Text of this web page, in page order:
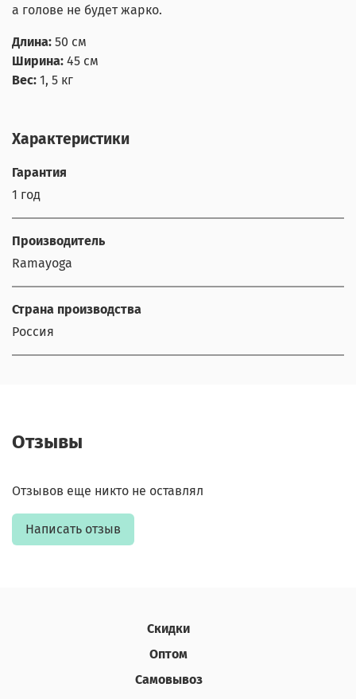
а голове не будет жарко.
Длина: 50 см
Ширина: 45 см
Вес: 1, 5 кг
Характеристики
Гарантия
1 год
Производитель
Ramayoga
Страна производства
Россия
Отзывы
Отзывов еще никто не оставлял
Написать отзыв
Скидки
Оптом
Самовывоз